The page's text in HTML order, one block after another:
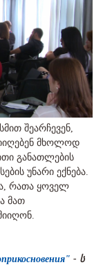
შეარჩევენ,
მხოლოდ
განათლების
უნარი ექნება.
რათა ყოველ
მათ
- ს